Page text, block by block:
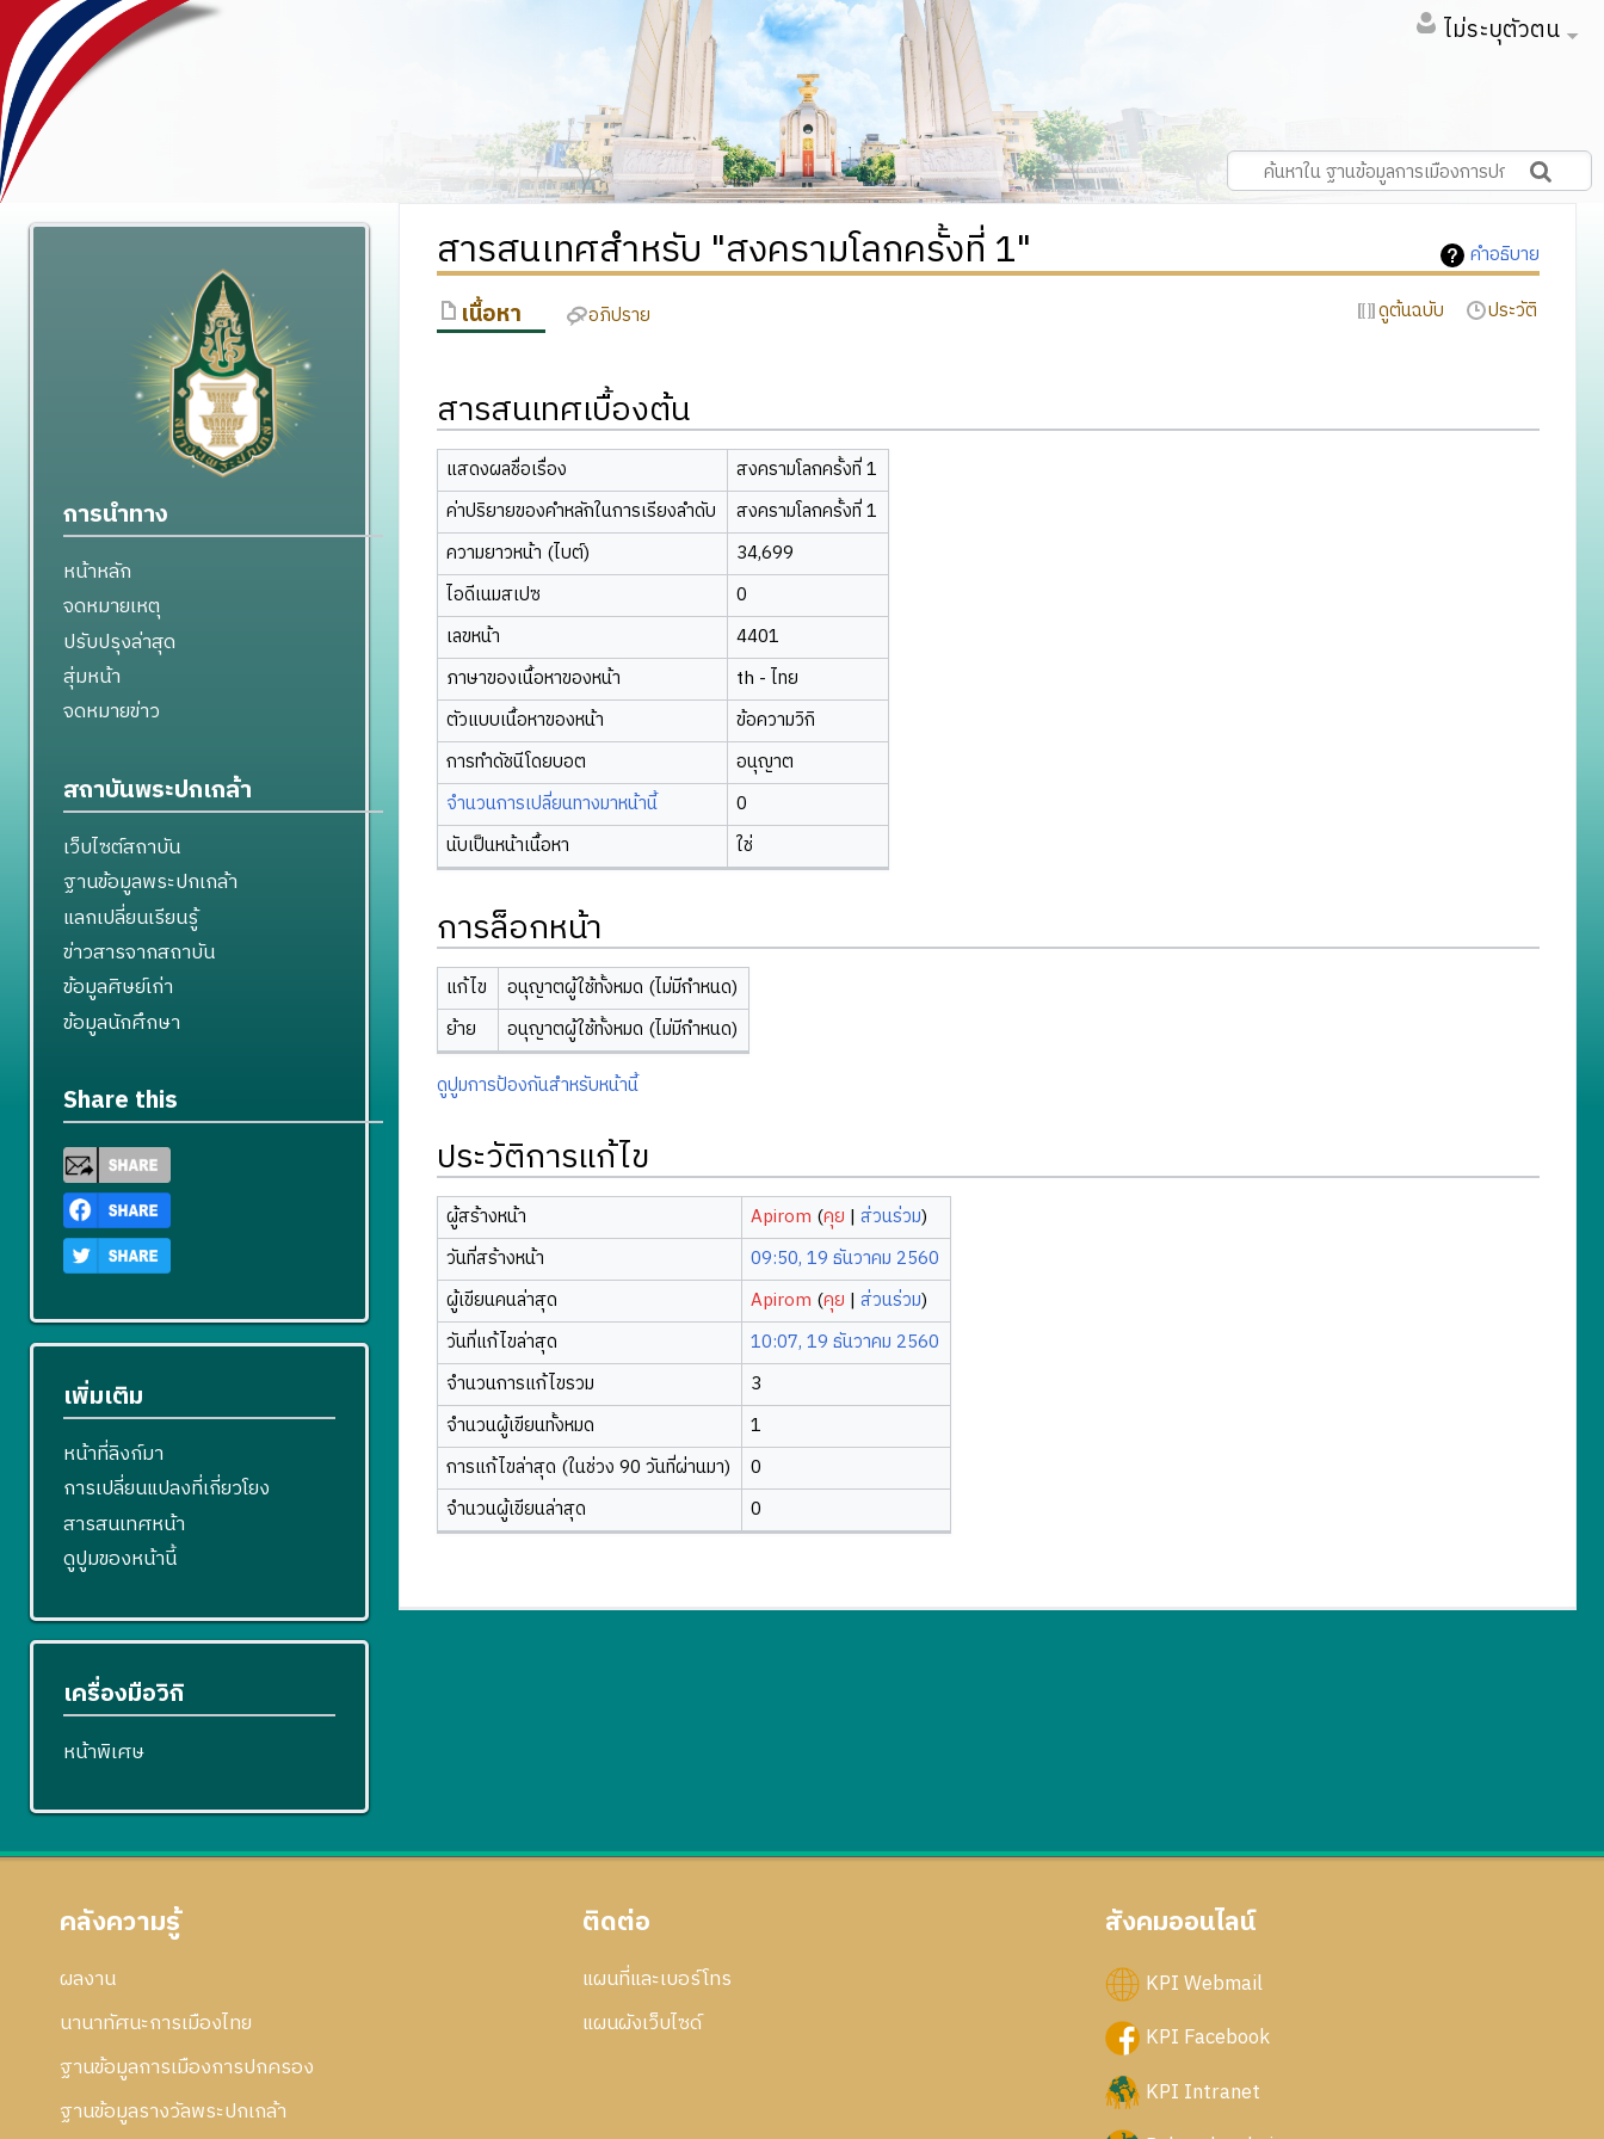
ไม่ระบุตัวตน
คำอธิบาย
สารสนเทศสำหรับ "สงครามโลกครั้งที่ 1"
เนื้อหา อภิปราย ดูต้นฉบับ ประวัติ
สารสนเทศเบื้องต้น
แสดงผลชื่อเรื่อง
สงครามโลกครั้งที่ 1
ค่าปริยายของคำหลักในการเรียงลำดับ
สงครามโลกครั้งที่ 1
ความยาวหน้า (ไบต์)
34,699
ไอดีเนมสเปซ
0
เลขหน้า
4401
ภาษาของเนื้อหาของหน้า
th - ไทย
ตัวแบบเนื้อหาของหน้า
ข้อความวิกิ
การทำดัชนีโดยบอต
อนุญาต
จำนวนการเปลี่ยนทางมาหน้านี้
0
นับเป็นหน้าเนื้อหา
ใช่
การล็อกหน้า
แก้ไข
อนุญาตผู้ใช้ทั้งหมด (ไม่มีกำหนด)
ย้าย
อนุญาตผู้ใช้ทั้งหมด (ไม่มีกำหนด)
ดูปูมการป้องกันสำหรับหน้านี้
ประวัติการแก้ไข
ผู้สร้างหน้า Apirom (คุย |ส่วนร่วม)
วันที่สร้างหน้า
09:50, 19 ธันวาคม 2560
ผู้เขียนคนล่าสุด
Apirom (คุย |ส่วนร่วม)
วันที่แก้ไขล่าสุด
10:07, 19 ธันวาคม 2560
จำนวนการแก้ไขรวม
3
จำนวนผู้เขียนทั้งหมด
1
การแก้ไขล่าสุด (ในช่วง 90 วันที่ผ่านมา)
0
จำนวนผู้เขียนล่าสุด
0
การนำทาง
หน้าหลัก
จดหมายเหตุ
ปรับปรุงล่าสุด
สุ่มหน้า
จดหมายข่าว
สถาบันพระปกเกล้า
เว็บไซต์สถาบัน
ฐานข้อมูลพระปกเกล้า
แลกเปลี่ยนเรียนรู้
ข่าวสารจากสถาบัน
ข้อมูลศิษย์เก่า
ข้อมูลนักศึกษา
Share this
เพิ่มเติม
หน้าที่ลิงก์มา
การเปลี่ยนแปลงที่เกี่ยวโยง
สารสนเทศหน้า
ดูปูมของหน้านี้
เครื่องมือวิกิ
หน้าพิเศษ
คลังความรู้
ผลงาน
นานาทัศนะการเมืองไทย
ฐานข้อมูลการเมืองการปกครอง
ฐานข้อมูลรางวัลพระปกเกล้า
ติดต่อ
แผนที่และเบอร์โทร
แผนผังเว็บไซด์
สังคมออนไลน์
KPI Webmail
KPI Facebook
KPI Intranet